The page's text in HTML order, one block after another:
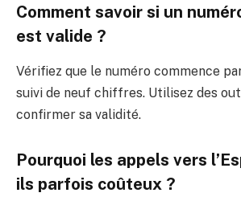
Comment savoir si un
est valide ?
Vérifiez que le numéro commence
suivi de neuf chiffres. Utilisez des
confirmer sa validité.
Pourquoi les appels vers
ils parfois coûteux ?